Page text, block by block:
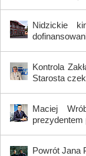
Nidzickie
Kontrola
Starosta
Maciej
prezydentem
Powrót Jana